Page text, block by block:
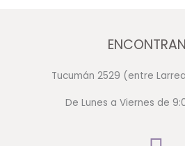
Tucumán 2529 (entre
De Lunes a Viernes de